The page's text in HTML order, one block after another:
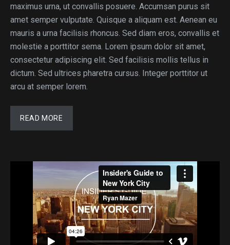
maximus urna, ut convallis posuere. Accumsan purus sit
amet semper vulputate. Quisque a aliquam est. Aenean eu
mauris a urna facilisis rhoncus. Sed diam eros, convallis et
molestie a porttitor sema. Lorem ipsum dolor sit amet,
consectetur adipiscing elit. Sed facilisis mollis tellus in
dictum. Sed ultrices pharetra cursus. Integer porttitor ut
arcu at semper lorem.
READ MORE